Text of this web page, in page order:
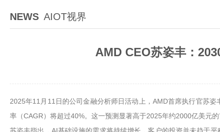
NEWS AIOT视界
AMD CEO苏姿丰：
2025年11月11日的公司金融分析师日活动上，AMD首席执行官苏
率（CAGR）将超过40%。这一预测显著高于2025年约2000亿美元